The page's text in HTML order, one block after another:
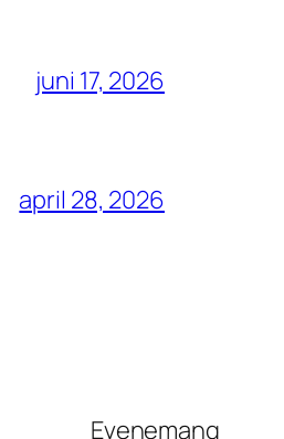
juni 17, 2026
april 28, 2026
Evenemang